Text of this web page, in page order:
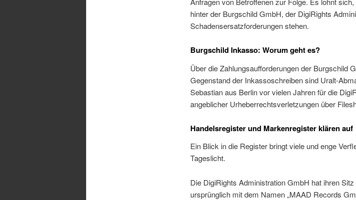
hinter der Burgschild GmbH, der DigiRights
Schadensersatzforderungen stehen.
Burgschild Inkasso: Worum geht es?
Über die Zahlungsaufforderungen der Burgschild
Gegenstand der Inkassoschreiben sind Uralt-
Sebastian aus Berlin vor vielen Jahren für die
angeblicher Urheberrechtsverletzungen über
Handelsregister und Markenregister klären auf
Ein Blick in die Register bringt viele und enge
Tageslicht.
Die DigiRights Administration GmbH hat ihren
ursprünglich mit dem Namen „MAAD Records